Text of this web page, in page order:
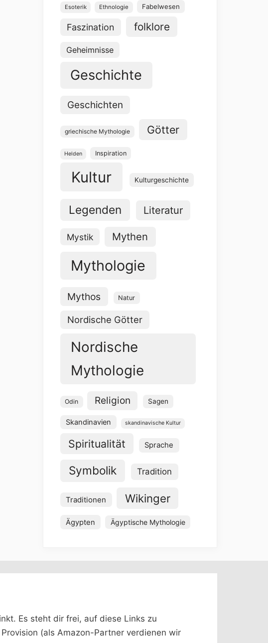
Esoterik Ethnologie Fabelwesen
Faszination folklore
Geheimnisse
Geschichte
Geschichten
griechische Mythologie Götter
Helden Inspiration
Kultur Kulturgeschichte
Legenden Literatur
Mystik Mythen
Mythologie
Mythos Natur
Nordische Götter
Nordische
Mythologie
Odin Religion Sagen
Skandinavien skandinavische Kultur
Spiritualität Sprache
Symbolik Tradition
Traditionen Wikinger
Ägypten Ägyptische Mythologie
Es steht dir frei, auf diese Links zu
(als Amazon-Partner verdienen wir